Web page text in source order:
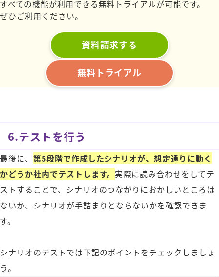
すべての機能が利用できる無料トライアルが可能です。
ぜひご利用ください。
資料請求する
無料トライアル
6.テストを行う
最後に、 第5段階で作成したシナリオが、想定通りに動く
かどうか社内でテストします。 実際に読み合わせをしてテ
ストすることで、シナリオのつながりにおかしいところは
ないか、シナリオが手詰まりとならないかを確認できま
す。
シナリオのテストでは下記のポイントをチェックしましょ
う。